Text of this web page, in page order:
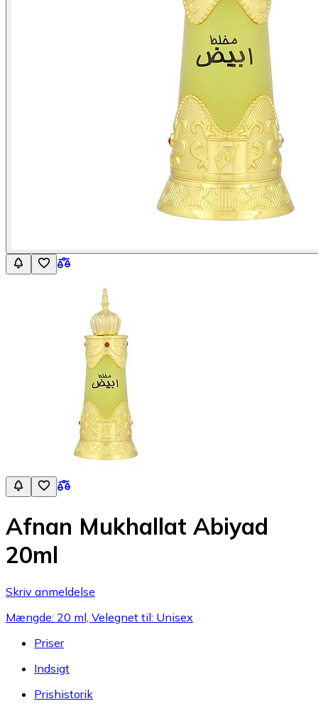
Afnan Mukhallat Abiyad
20ml
Skriv anmeldelse
Mængde: 20 ml, Velegnet til: Unisex
Priser
Indsigt
Prishistorik